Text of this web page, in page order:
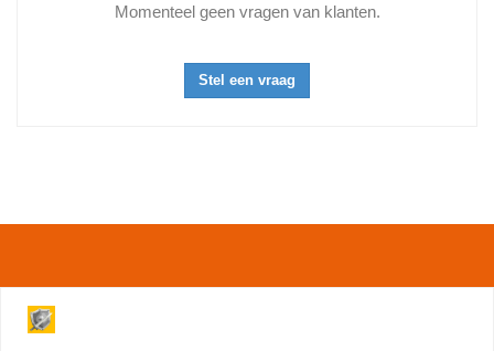
Momenteel geen vragen van klanten.
Stel een vraag